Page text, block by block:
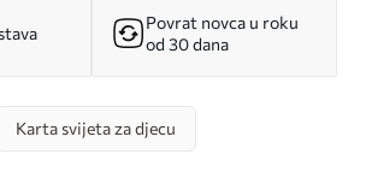
Povrat novca u roku
od 30 dana
Karta svijeta za djecu